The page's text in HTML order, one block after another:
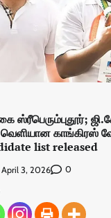
ஸ்ரீபெரும்புதூர்;
காங்கிரஸ்
list released
April 3, 2026 0